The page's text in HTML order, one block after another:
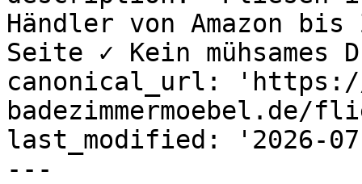
Händler von Amazon
Seite ✓ Kein
canonical_url: 'https://
last_modified: '2026-
---